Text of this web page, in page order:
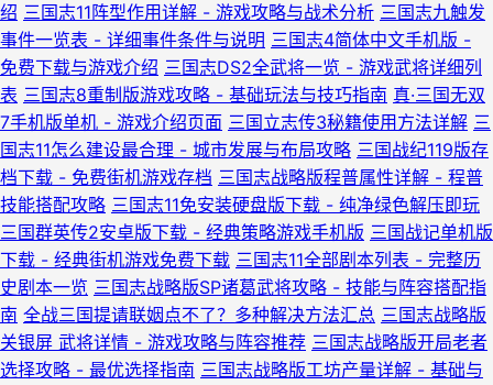
绍 三国志11阵型作用详解 - 游戏攻略与战术分析 三国志九触发
事件一览表 - 详细事件条件与说明 三国志4简体中文手机版 -
免费下载与游戏介绍 三国志DS2全武将一览 - 游戏武将详细列
表 三国志8重制版游戏攻略 - 基础玩法与技巧指南 真·三国无双
7手机版单机 - 游戏介绍页面 三国立志传3秘籍使用方法详解 三
国志11怎么建设最合理 - 城市发展与布局攻略 三国战纪119版存
档下载 - 免费街机游戏存档 三国志战略版程普属性详解 - 程普
技能搭配攻略 三国志11免安装硬盘版下载 - 纯净绿色解压即玩
三国群英传2安卓版下载 - 经典策略游戏手机版 三国战记单机版
下载 - 经典街机游戏免费下载 三国志11全部剧本列表 - 完整历
史剧本一览 三国志战略版SP诸葛武将攻略 - 技能与阵容搭配指
南 全战三国提请联姻点不了？多种解决方法汇总 三国志战略版
关银屏 武将详情 - 游戏攻略与阵容推荐 三国志战略版开局老者
选择攻略 - 最优选择指南 三国志战略版工坊产量详解 - 基础与